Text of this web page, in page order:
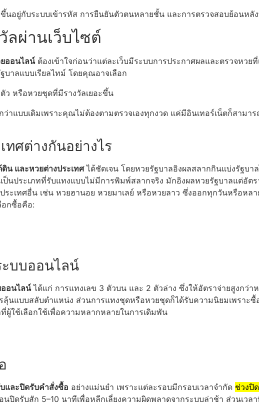
ยู่กับระบบเข้ารหัส การยืนยันตัวตนหลายชั้น และการตรวจสอบย้อนหลัง
ลผ่านเว็บไซต์
ออนไลน์ต้องเข้าใจก่อนว่าแต่ละเว็บมีระบบการประกาศผลและตรวจหวย
บาลแบบเรียลไทม์ โดยคุณอาจเลือก
ว หรือหวยชุดที่มีรางวัลเยอะขึ้น
าแบบเดิมเพราะคุณไม่ต้องตามตรวจเองทุกงวด แค่มีอินเทอร์เน็ตก็สามา
ทศต่างกันอย่างไร
น และหวยต่างประเทศได้ชัดเจน โดยหวยรัฐบาลอิงผลสลากกินแบ่งรัฐบา
ประเภทที่รับแทงแบบไม่มีการพิมพ์สลากจริง มักอิงผลหวยรัฐบาลแต่อัตร
ระเทศอื่น เช่น หวยฮานอย หวยมาเลย์ หรือหวยลาว ซึ่งออกทุกวันหรือหล
อกซื้อคือ:
บบออนไลน์
อนไลน์ได้แก่ การแทงเลข 3 ตัวบน และ 2 ตัวล่าง ซึ่งให้อัตราจ่ายสูงกว่า
ลุ้นแบบสลับตำแหน่ง ส่วนการแทงชุดหรือหวยชุดก็ได้รับความนิยมเพราะซื้
ผู้ใช้เลือกใช้เพื่อความหลากหลายในการเดิมพัน
บและปิดรับคำสั่งซื้อ อย่างแม่นยำ เพราะแต่ละรอบมีกรอบเวลาจำกัด ช่วงปิ
ดรับสัก 5–10 นาทีเพื่อหลีกเลี่ยงความผิดพลาดจากระบบล่าช้า ส่วนเวล